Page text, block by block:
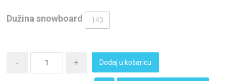
Dužina snowboard 143
- + Dodaj u košaricu